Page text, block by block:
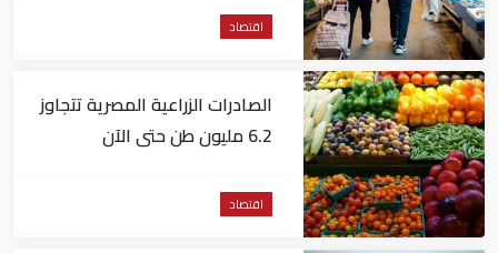
اقتصاد
الصادرات الزراعية المصرية تتجاوز
6.2 مليون طن حتى الآن
اقتصاد